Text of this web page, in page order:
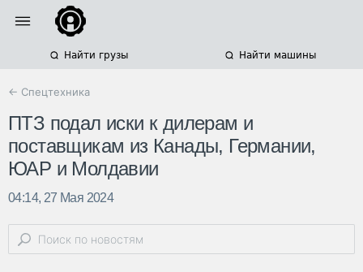
Найти грузы Найти машины
← Спецтехника
ПТЗ подал иски к дилерам и
поставщикам из Канады, Германии,
ЮАР и Молдавии
04:14, 27 Мая 2024